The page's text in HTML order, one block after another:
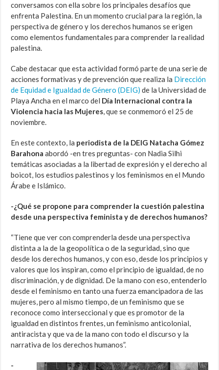
conversamos con ella sobre los principales desafíos que
enfrenta Palestina. En un momento crucial para la región, la
perspectiva de género y los derechos humanos se erigen
como elementos fundamentales para comprender la realidad
palestina.
Cabe destacar que esta actividad formó parte de una serie de
acciones formativas y de prevención que realiza la Dirección
de Equidad e Igualdad de Género (DEIG) de la Universidad de
Playa Ancha en el marco del Día Internacional contra la
Violencia hacia las Mujeres, que se conmemoró el 25 de
noviembre.
En este contexto, la periodista de la DEIG Natacha Gómez
Barahona abordó -en tres preguntas- con Nadia Silhi
temáticas asociadas a la libertad de expresión y el derecho al
boicot, los estudios palestinos y los feminismos en el Mundo
Árabe e Islámico.
-¿Qué se propone para comprender la cuestión palestina
desde una perspectiva feminista y de derechos humanos?
“Tiene que ver con comprenderla desde una perspectiva
distinta a la de la geopolítica o de la seguridad, sino que
desde los derechos humanos, y con eso, desde los principios y
valores que los inspiran, como el principio de igualdad, de no
discriminación, y de dignidad. De la mano con eso, entenderlo
desde el feminismo en tanto una fuerza emancipadora de las
mujeres, pero al mismo tiempo, de un feminismo que se
reconoce como interseccional y que es promotor de la
igualdad en distintos frentes, un feminismo anticolonial,
antiracista y que va de la mano con todo el discurso y la
narrativa de los derechos humanos”.
-